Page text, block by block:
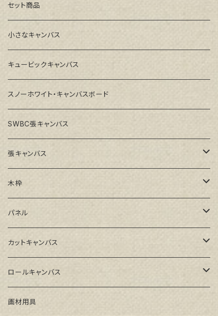
セット商品
小さなキャンバス
キュービックキャンバス
スノーホワイト・キャンバスボード
SWBC張キャンバス
張キャンバス
GAERA F(中細目)
GAERA BA(中荒目)
GAERA GLC(中目)
トークロ イエロー(中目)
トークロ 赤SP(中目)
木枠
ルーブル米杉木枠
Paulo木枠
パネル
ラワンパネル
シナパネル
カットキャンバス
GAERA F(中細目)
GAERA BA(中荒目)
ロールキャンバス
GAERA F(中細目) / BA(中荒目)
画材用具